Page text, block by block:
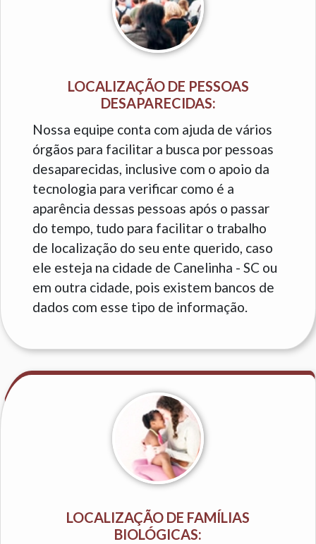
LOCALIZAÇÃO DE PESSOAS
DESAPARECIDAS:
Nossa equipe conta com ajuda de vários
órgãos para facilitar a busca por pessoas
desaparecidas, inclusive com o apoio da
tecnologia para verificar como é a
aparência dessas pessoas após o passar
do tempo, tudo para facilitar o trabalho
de localização do seu ente querido, caso
ele esteja na cidade de Canelinha - SC ou
em outra cidade, pois existem bancos de
dados com esse tipo de informação.
LOCALIZAÇÃO DE FAMÍLIAS
BIOLÓGICAS: